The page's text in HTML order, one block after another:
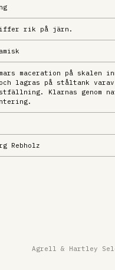
rik på järn.
maceration på skalen
lagras på ståltank varav
Klarnas genom
Rebholz
Agrell & Hartley